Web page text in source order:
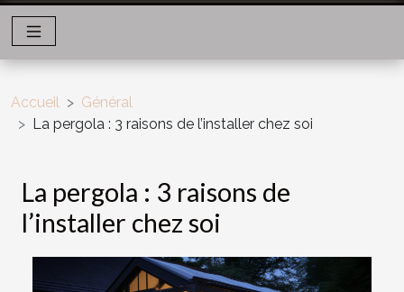
Accueil
Général
La pergola : 3 raisons de l’installer chez soi
La pergola : 3 raisons de
l’installer chez soi